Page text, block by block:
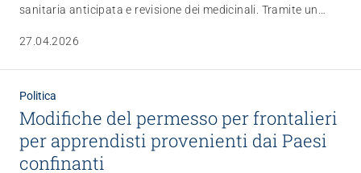
sanitaria anticipata e revisione dei medicinali. Tramite un
attuata la raccolta dei dati e, dall’altro, come i nuovi temi
indicatori di qualità e della qualità delle cure.
27.04.2026
Politica
Modifiche del permesso per frontalieri
per apprendisti provenienti dai Paesi
confinanti